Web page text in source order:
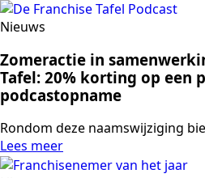
Nieuws
Zomeractie in
Tafel: 20% korting op een
podcastopname
Rondom deze naamswijziging
Lees meer